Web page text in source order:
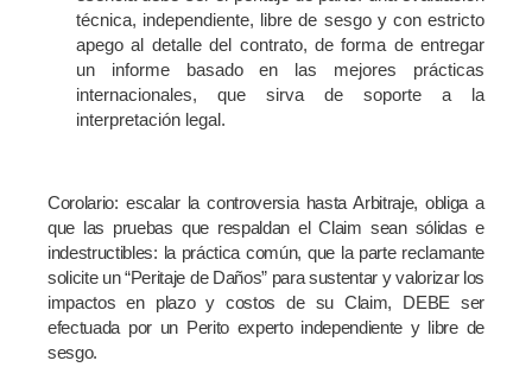
técnica, independiente, libre de sesgo y con estricto
apego al detalle del contrato, de forma de entregar
un informe basado en las mejores prácticas
internacionales, que sirva de soporte a la
interpretación legal.
Corolario: escalar la controversia hasta Arbitraje, obliga a
que las pruebas que respaldan el Claim sean sólidas e
indestructibles: la práctica común, que la parte reclamante
solicite un “Peritaje de Daños” para sustentar y valorizar los
impactos en plazo y costos de su Claim, DEBE ser
efectuada por un Perito experto independiente y libre de
sesgo.